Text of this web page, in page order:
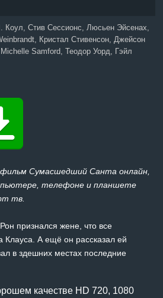
Коул, Стив Сессионс, Люсьен Эйсенах,
Кристал Стивенсон, Джейсон
Samford, Теодор Уорд, Гэйл
Сумасшедший Санта онлайн,
телефоне и планшете
тв.
признался жене, что все
Клауса. А ещё он рассказал ей
в здешних местах последние
качестве HD 720, 1080